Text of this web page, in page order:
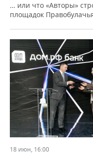
… или что «Авторы»
площадок
18 июн, 16:00